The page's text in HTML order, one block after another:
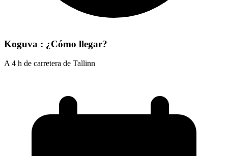
Koguva : ¿Cómo llegar?
A 4 h de carretera de Tallinn